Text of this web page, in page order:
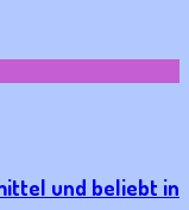
und beliebt in